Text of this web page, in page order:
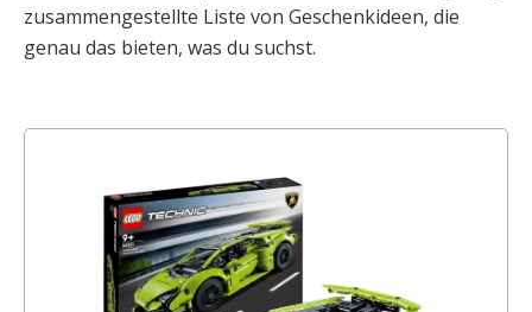
zusammengestellte Liste von Geschenkideen, die
genau das bieten, was du suchst.